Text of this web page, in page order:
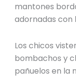
mantones
adornadas con
Los chicos
bombachos y
pañuelos en la